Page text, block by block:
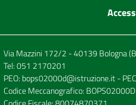
Via Mazzini 172/2 - 40139 Bologna
Tel:051 2170201
PEO: bops02000d@istruzione.it-
Codice Meccanografico: BOPS02000D